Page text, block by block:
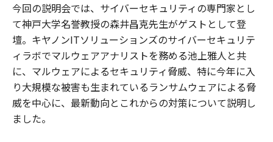
今回の説明会では、サイバーセキュリティの専門家とし
て神戸大学名誉教授の森井昌克先生がゲストとして登
壇。キヤノンITソリューションズのサイバーセキュリテ
ィラボでマルウェアアナリストを務める池上雅人と共
に、マルウェアによるセキュリティ脅威、特に今年に入
り大規模な被害も生まれているランサムウェアによる脅
威を中心に、最新動向とこれからの対策について説明し
ました。